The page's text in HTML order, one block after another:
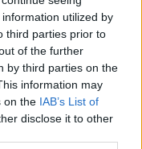
utilized by
third parties prior to
of the further
by third parties on the
information may
on the IAB’s List of
disclose it to other
governo.
come
dei
pubblico e
esempio:
può triplicare